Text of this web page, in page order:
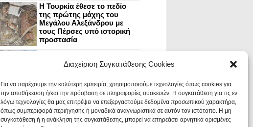
Διαχείριση Συγκατάθεσης Cookies
Για να παρέχουμε την καλύτερη εμπειρία, χρησιμοποιούμε τεχνολογίες όπως cookies για
την αποθήκευση ή/και την πρόσβαση σε πληροφορίες συσκευών. Η συγκατάθεση για τις εν
λόγω τεχνολογίες θα μας επιτρέψει να επεξεργαστούμε δεδομένα προσωπικού χαρακτήρα,
όπως συμπεριφορά περιήγησης ή μοναδικά αναγνωριστικά σε αυτόν τον ιστότοπο. Η μη
συγκατάθεση ή η ανάκληση της συγκατάθεσης, μπορεί να επηρεάσει αρνητικά ορισμένες
Η Τουρκία έθεσε το πεδίο
της πρώτης μάχης του
Μεγάλου Αλεξάνδρου με
τους Πέρσες υπό ιστορική
προστασία
ανακτόρου στην
στο Παλάτι των Δεσποτών
Οι Νεάντερταλ έκαναν
οδοντιατρικές επεμβάσεις σε
χαλασμένα δόντια, σύμφωνα